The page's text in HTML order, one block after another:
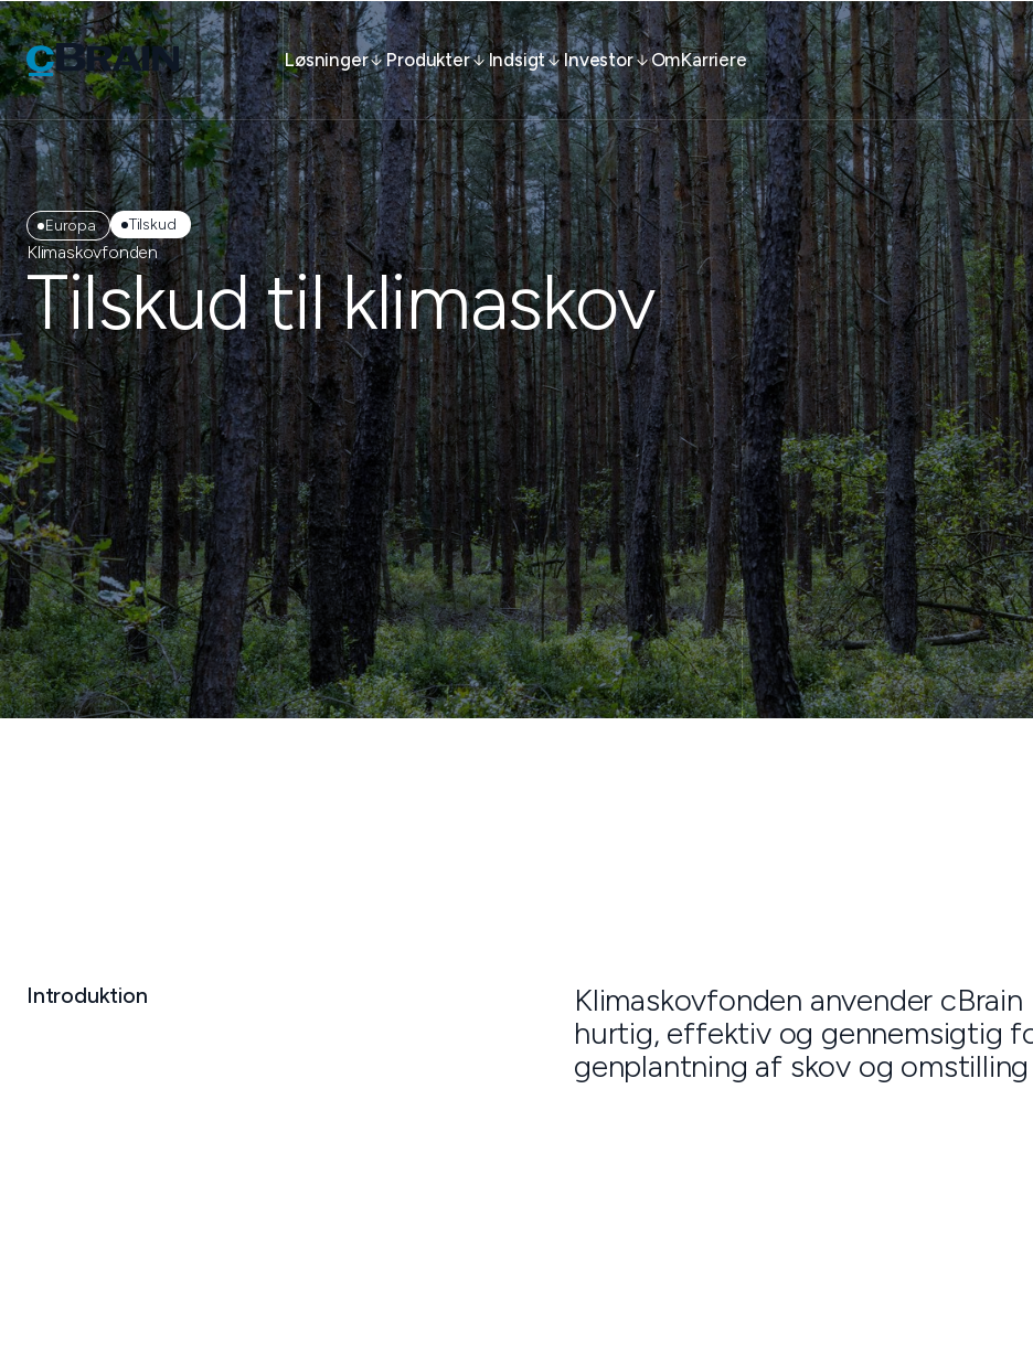
Løsninger Produkter Indsigt Investor OmKarriere
Tilskud
Europa
Klimaskovfonden
Tilskud til klimaskov
Introduktion
Klimaskovfonden anvender
hurtig, effektiv og gennemsigtig
genplantning af skov og